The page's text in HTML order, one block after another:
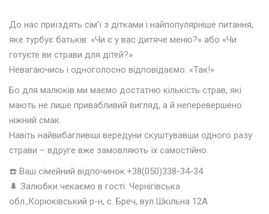
До нас приїздять сім’ї з дітками і найпопулярніше питання,
яке турбує батьків: «Чи є у вас дитяче меню?» або «Чи
готуєте ви страви для дітей?»
Невагаючись і одноголосно відповідаємо: «Так!»
Бо для малюків ми маємо достатню кількість страв, які
мають не лише привабливий вигляд, а й неперевершено
ніжний смак.
Навіть найвибагливіші вередуни скуштувавши одного разу
страви – вдруге вже замовляють їх самостійно.
☎️ Ваш сімейний відпочинок:+38(050)338-34-34
🌲 Залюбки чекаємо в гості: Чернігівська
обл.,Корюківський р-н, с. Бреч, вул.Шкільна 12А